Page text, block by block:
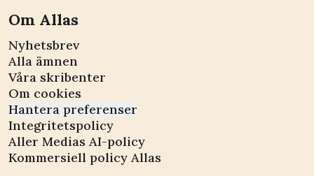
Om Allas
Nyhetsbrev
Alla ämnen
Våra skribenter
Om cookies
Hantera preferenser
Integritetspolicy
Aller Medias AI-policy
Kommersiell policy Allas